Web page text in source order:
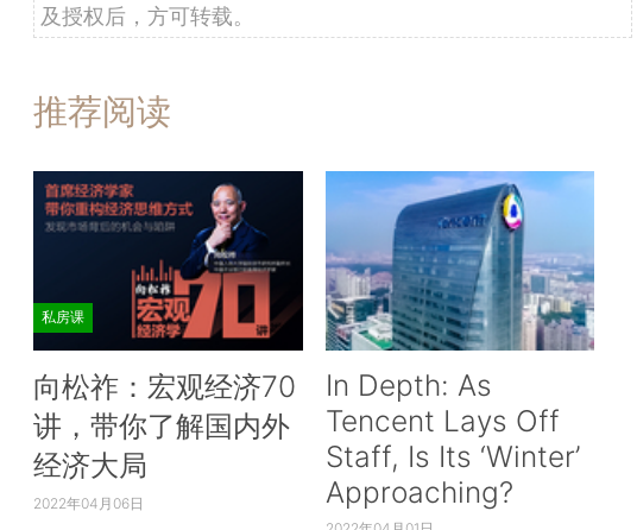
及授权后，方可转载。
推荐阅读
私房课
向松祚：宏观经济70
讲，带你了解国内外
经济大局
2022年04月06日
In Depth: As
Tencent Lays Off
Staff, Is Its ‘Winter’
Approaching?